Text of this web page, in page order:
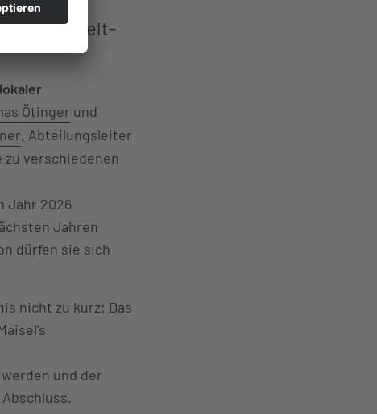
Ötinger und
, Abteilungsleiter
verschiedenen
Jahr 2026
Jahren
dürfen sie sich
nicht zu kurz: Das
und der